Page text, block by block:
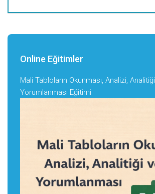
Online Eğitimler
Mali Tabloların Okunması, Analizi,
Yorumlanması Eğitimi